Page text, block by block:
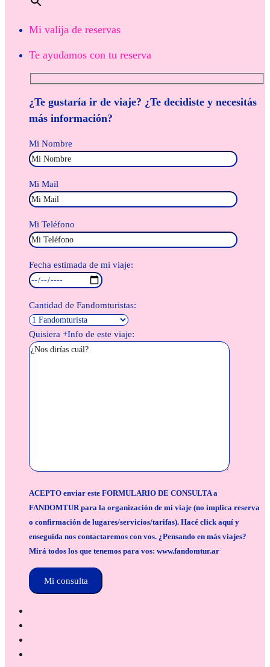
Mi valija de reservas
Te ayudamos con tu reserva
¿Te gustaría ir de viaje? ¿Te decidiste y necesitás
más información?
Mi Nombre
Mi Mail
Mi Teléfono
Fecha estimada de mi viaje:
Cantidad de Fandomturistas:
Quisiera +Info de este viaje:
ACEPTO enviar este FORMULARIO DE CONSULTA a
FANDOMTUR para la organización de mi viaje (no implica reserva
o confirmación de lugares/servicios/tarifas). Hacé click aquí y
enseguida nos contactaremos con vos. ¿Pensando en más viajes?
Mirá todos los que tenemos para vos: www.fandomtur.ar